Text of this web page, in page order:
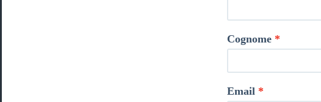
Cognome
Email